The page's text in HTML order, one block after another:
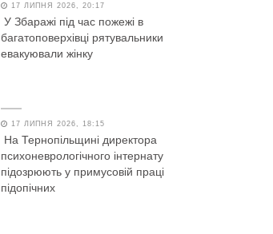
17 ЛИПНЯ 2026, 20:17
У Збаражі під час пожежі в
багатоповерхівці рятувальники
евакуювали жінку
17 ЛИПНЯ 2026, 18:15
На Тернопільщині директора
психоневрологічного інтернату
підозрюють у примусовій праці
підопічних